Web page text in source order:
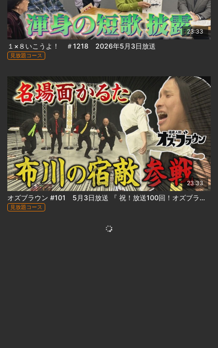
23:33
１×８いこうよ！ ＃1218 2026年5月3日放送
見放題コース
23:33
オズブラウン #101 5月3日放送 『 祝！放送100回！オズブラ名場面かるた(後編) 』
見放題コース